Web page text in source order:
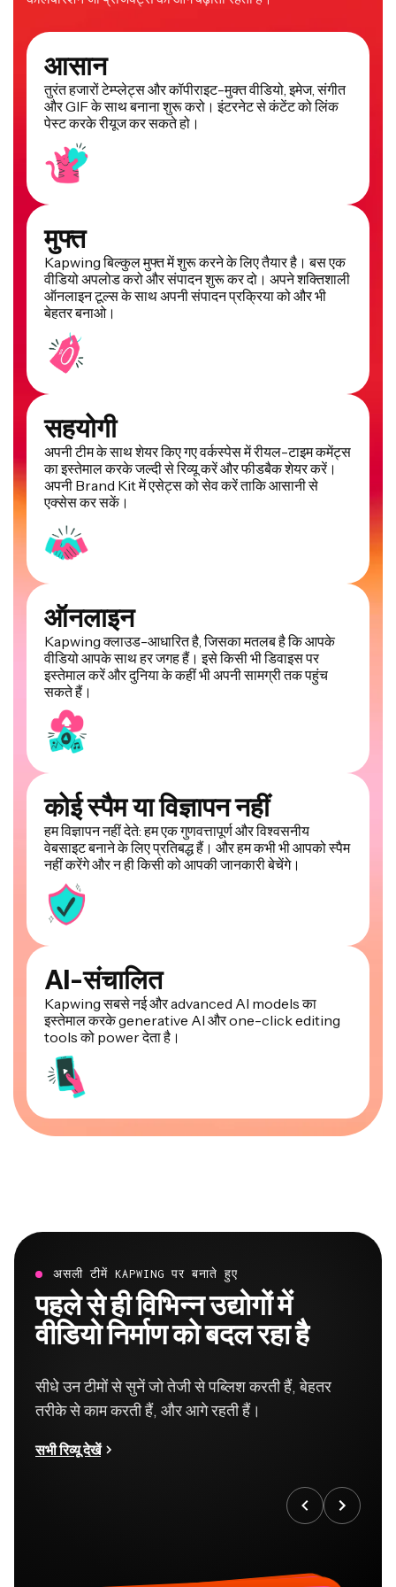
आसान
तुरंत हजारों टेम्प्लेट्स और कॉपीराइट-मुक्त वीडियो, इमेज, संगीत
और GIF के साथ बनाना शुरू करो। इंटरनेट से कंटेंट को लिंक
पेस्ट करके रीयूज कर सकते हो।
मुफ्त
Kapwing बिल्कुल मुफ्त में शुरू करने के लिए तैयार है। बस एक
वीडियो अपलोड करो और संपादन शुरू कर दो। अपने शक्तिशाली
ऑनलाइन टूल्स के साथ अपनी संपादन प्रक्रिया को और भी
बेहतर बनाओ।
सहयोगी
अपनी टीम के साथ शेयर किए गए वर्कस्पेस में रीयल-टाइम कमेंट्स
का इस्तेमाल करके जल्दी से रिव्यू करें और फीडबैक शेयर करें।
अपनी Brand Kit में एसेट्स को सेव करें ताकि आसानी से
एक्सेस कर सकें।
ऑनलाइन
Kapwing क्लाउड-आधारित है, जिसका मतलब है कि आपके
वीडियो आपके साथ हर जगह हैं। इसे किसी भी डिवाइस पर
इस्तेमाल करें और दुनिया के कहीं भी अपनी सामग्री तक पहुंच
सकते हैं।
कोई स्पैम या विज्ञापन नहीं
हम विज्ञापन नहीं देते: हम एक गुणवत्तापूर्ण और विश्वसनीय
वेबसाइट बनाने के लिए प्रतिबद्ध हैं। और हम कभी भी आपको स्पैम
नहीं करेंगे और न ही किसी को आपकी जानकारी बेचेंगे।
AI-संचालित
Kapwing सबसे नई और advanced AI models का
इस्तेमाल करके generative AI और one-click editing
tools को power देता है।
असली टीमें KAPWING पर बनाते हुए
पहले से ही विभिन्न उद्योगों में
वीडियो निर्माण को बदल रहा है
सीधे उन टीमों से सुनें जो तेजी से पब्लिश करती हैं, बेहतर
तरीके से काम करती हैं, और आगे रहती हैं।
सभी रिव्यू देखें